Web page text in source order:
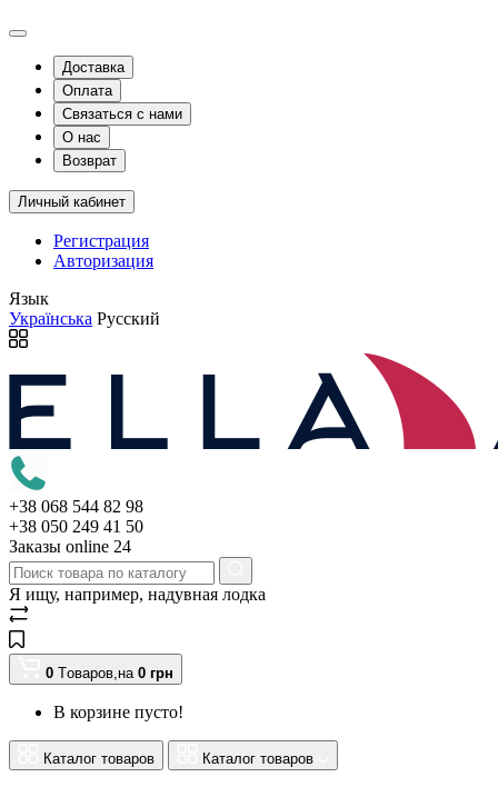
Доставка
Оплата
Связаться с нами
О нас
Возврат
Личный кабинет
Регистрация
Авторизация
Язык
Українська Русский
+38 068 544 82 98
+38 050 249 41 50
Заказы оnline 24
Я ищу, например, надувная лодка
0 Tоваров,на 0 грн
В корзине пусто!
Каталог товаров Каталог товаров